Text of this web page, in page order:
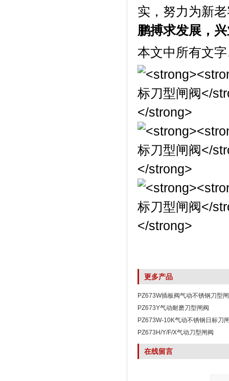
实，努力为新
鹏搏求发展，
本文中所有文
更多产品
PZ673W插板阀气动不锈钢刀型
PZ673Y气动耐磨刀型闸阀
PZ673W-10K气动不锈钢日标刀
PZ673H/Y/F/X气动刀型闸阀
在线留言